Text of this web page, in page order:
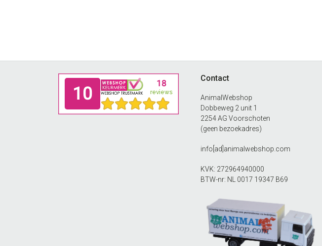
Contact
AnimalWebshop
Dobbeweg 2 unit 1
2254 AG Voorschoten
(geen bezoekadres)
info[ad]animalwebshop.com
KVK: 272964940000
BTW-nr: NL 0017 19347 B69